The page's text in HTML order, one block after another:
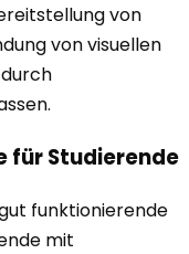
von
von visuellen
für Studierende
funktionierende
mit